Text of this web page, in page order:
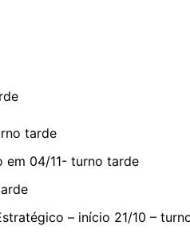
tarde
em 04/11- turno tarde
– início 21/10 –